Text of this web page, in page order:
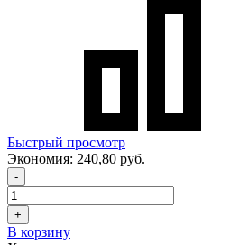
Быстрый просмотр
Экономия: 240,80 руб.
-
+
В корзину